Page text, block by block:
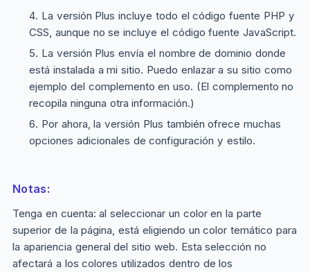
La versión Plus incluye todo el código fuente PHP y
CSS, aunque no se incluye el código fuente JavaScript.
La versión Plus envía el nombre de dominio donde
está instalada a mi sitio. Puedo enlazar a su sitio como
ejemplo del complemento en uso. (El complemento no
recopila ninguna otra información.)
Por ahora, la versión Plus también ofrece muchas
opciones adicionales de configuración y estilo.
Notas:
Tenga en cuenta: al seleccionar un color en la parte
superior de la página, está eligiendo un color temático para
la apariencia general del sitio web. Esta selección no
afectará a los colores utilizados dentro de los